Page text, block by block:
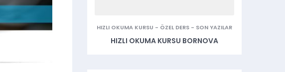
HIZLI OKUMA KURSU - ÖZEL DERS - SON YAZILAR
HIZLI OKUMA KURSU BORNOVA